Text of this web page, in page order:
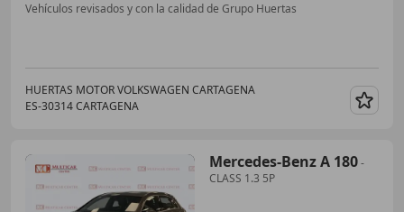
Vehículos revisados y con la calidad de Grupo Huertas
HUERTAS MOTOR VOLKSWAGEN CARTAGENA
ES-30314 CARTAGENA
Mercedes-Benz A 180-
CLASS 1.3 5P